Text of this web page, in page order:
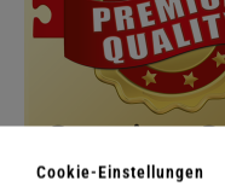
Cookie-Einstellungen